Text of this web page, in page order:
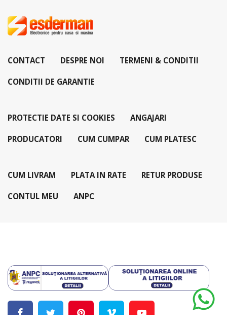
CONTACT DESPRE NOI TERMENI & CONDITII
CONDITII DE GARANTIE
PROTECTIE DATE SI COOKIES ANGAJARI
PRODUCATORI CUM CUMPAR CUM PLATESC
CUM LIVRAM PLATA IN RATE RETUR PRODUSE
CONTUL MEU ANPC